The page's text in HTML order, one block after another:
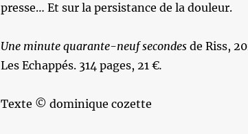
presse… Et sur la persistance de la douleur.
Une minute quarante-neuf secondesde Riss,
Les Echappés. 314 pages, 21 €.
Texte © dominique cozette